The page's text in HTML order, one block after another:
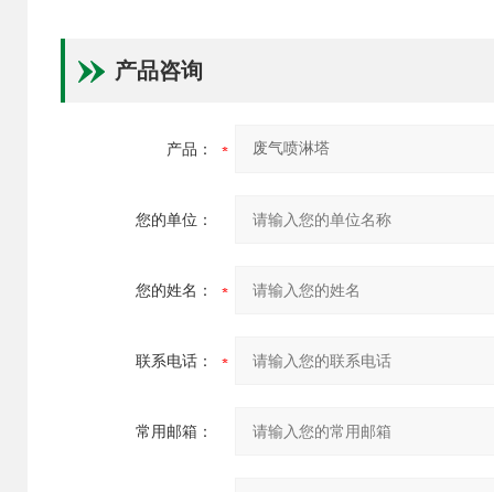
产品咨询
产品：
您的单位：
您的姓名：
联系电话：
常用邮箱：